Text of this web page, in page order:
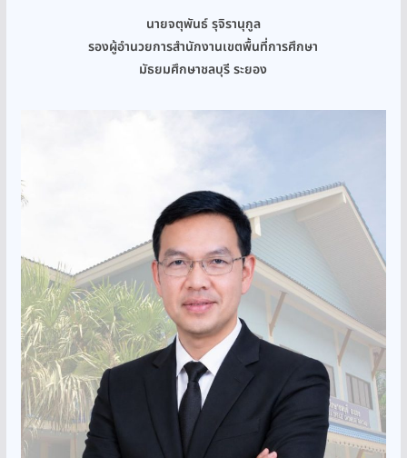
นายจตุพันธ์ รุจิรานุกูล
รองผู้อำนวยการสำนักงานเขตพื้นที่การศึกษา
มัธยมศึกษาชลบุรี ระยอง